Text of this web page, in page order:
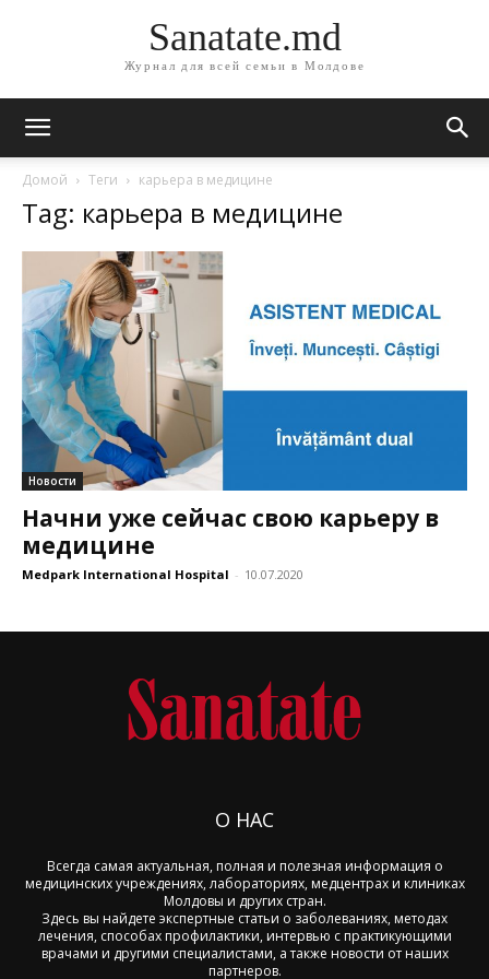
Sanatate.md
Журнал для всей семьи в Молдове
Домой Теги карьера в медицине
Tag: карьера в медицине
Новости
Начни уже сейчас свою карьеру в
медицине
Medpark International Hospital - 10.07.2020
О НАС
Всегда самая актуальная, полная и полезная информация о
медицинских учреждениях, лабораториях, медцентрах и клиниках
Молдовы и других стран.
Здесь вы найдете экспертные статьи о заболеваниях, методах
лечения, способах профилактики, интервью с практикующими
врачами и другими специалистами, а также новости от наших
партнеров.